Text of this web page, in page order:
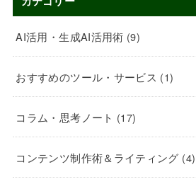
AI活用・生成AI活用術 (9)
おすすめのツール・サービス (1)
コラム・思考ノート (17)
コンテンツ制作術＆ライティング (4)